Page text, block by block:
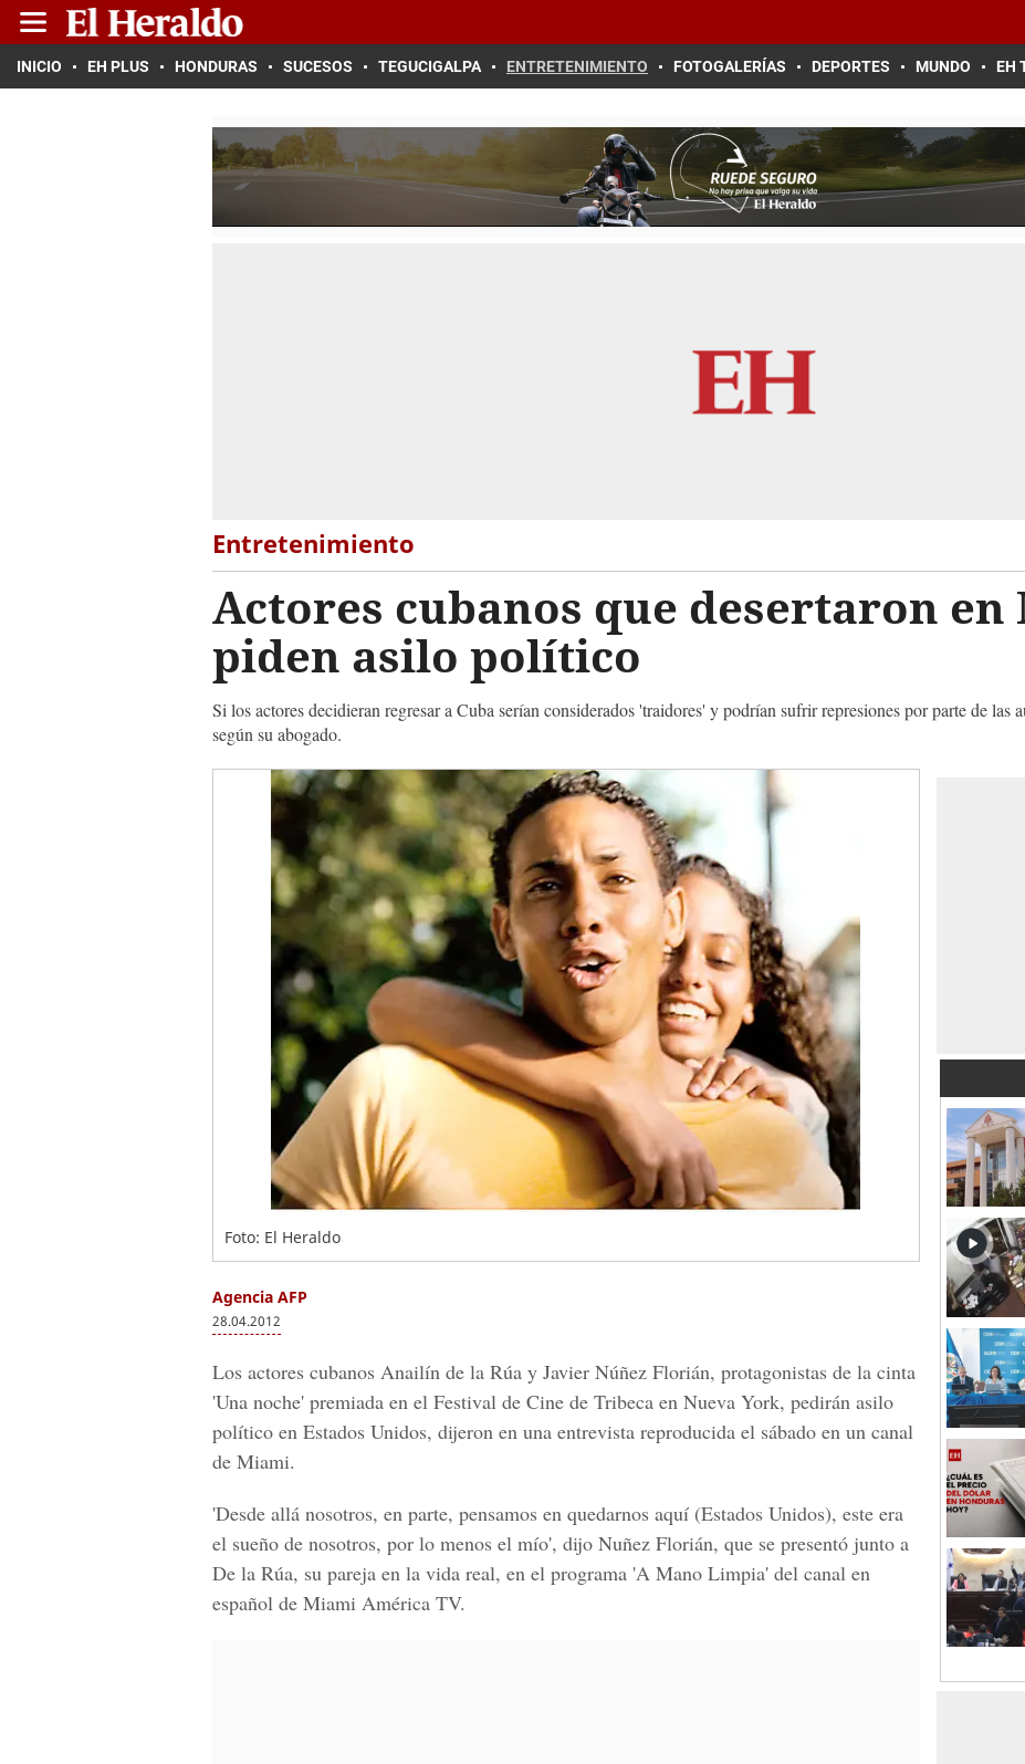
INICIO EH PLUS HONDURAS SUCESOS TEGUCIGALPA ENTRETENIMIENTO FOTOGALERÍAS DEPORTES MUNDO EH
Entretenimiento
Actores cubanos que desertaron
piden asilo político
Si los actores decidieran regresar a Cuba serían considerados 'traidores' y podrían sufrir represiones por parte de las
según su abogado.
Foto: El Heraldo
Agencia AFP
28.04.2012
Los actores cubanos Anailín de la Rúa y Javier Núñez Florián, protagonistas de la cinta
'Una noche' premiada en el Festival de Cine de Tribeca en Nueva York, pedirán asilo
político en Estados Unidos, dijeron en una entrevista reproducida el sábado en un canal
de Miami.
'Desde allá nosotros, en parte, pensamos en quedarnos aquí (Estados Unidos), este era
el sueño de nosotros, por lo menos el mío', dijo Nuñez Florián, que se presentó junto a
De la Rúa, su pareja en la vida real, en el programa 'A Mano Limpia' del canal en
español de Miami América TV.